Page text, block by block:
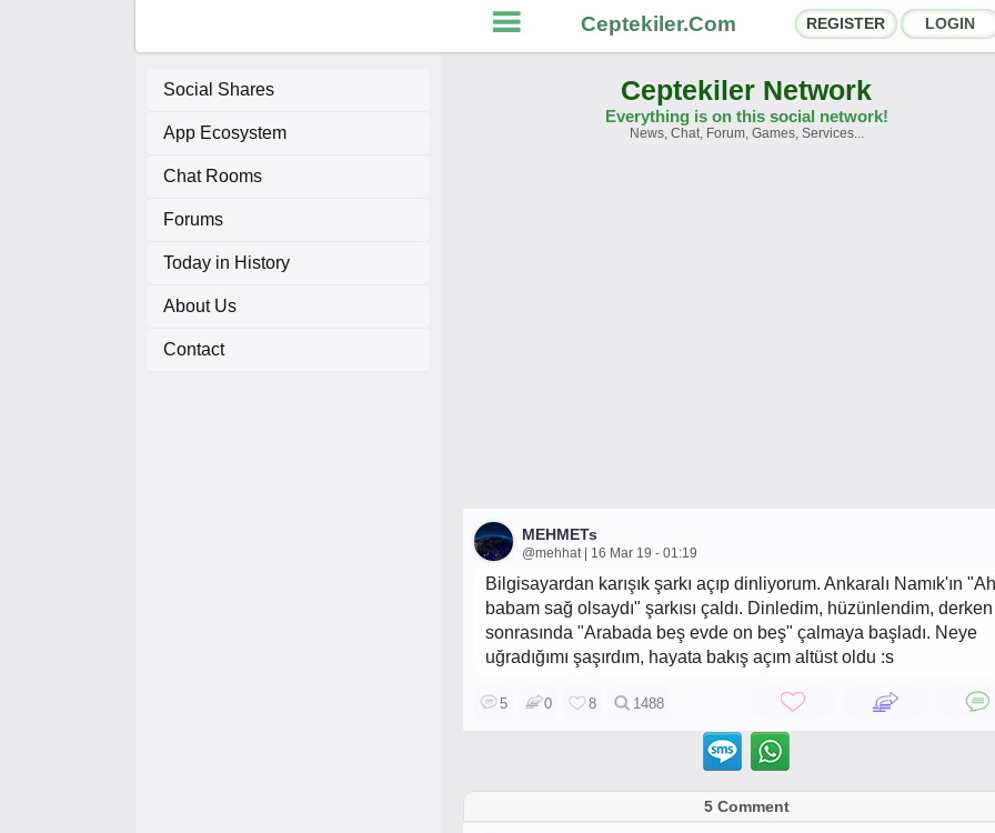
Ceptekiler.Com REGISTER LOGIN
Social Shares
App Ecosystem
Chat Rooms
Forums
Today in History
About Us
Contact
Social Shares
Ceptekiler Network
Everything is on this social network!
News, Chat, Forum, Games, Services...
MEHMETs
@mehhat | 16 Mar 19 - 01:19
Bilgisayardan karışık şarkı açıp dinliyorum. Ankaralı Namık'ın "Ah
babam sağ olsaydı" şarkısı çaldı. Dinledim, hüzünlendim, derken
sonrasında "Arabada beş evde on beş" çalmaya başladı. Neye
uğradığımı şaşırdım, hayata bakış açım altüst oldu :s
5 0 8 1488
5 Comment